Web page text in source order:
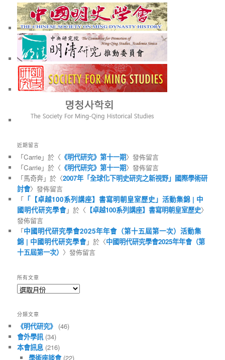
近期留言
「Carrie」於〈 《明代研究》第十一期〉發佈留言
「Carrie」於〈 《明代研究》第十一期〉發佈留言
「馬奇奔」於〈2007年「全球化下明史研究之新視野」國際學術研
討會〉發佈留言
「 「【卓越100系列講座】書寫明朝皇室歷史」活動集錦 | 中
國明代研究學會」於〈 【卓越100系列講座】書寫明朝皇室歷史〉
發佈留言
「中國明代研究學會2025年年會（第十五屆第一次）活動集
錦 | 中國明代研究學會」於〈中國明代研究學會2025年年會（第
十五屆第一次） 〉發佈留言
所有文章
所
章
分類文章
《明代研究》 (46)
會外學訊(34)
本會訊息 (216)
學術座談會(22)